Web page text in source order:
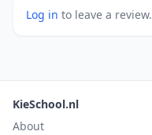
Log in to leave a review.
KieSchool.nl
About